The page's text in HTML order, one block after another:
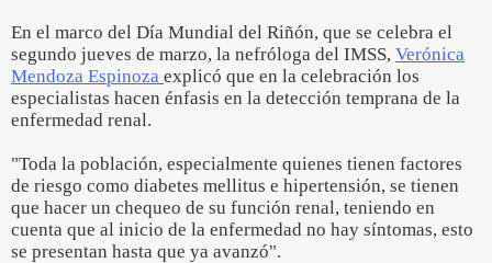
En el marco del Día Mundial del Riñón, que se celebra el
segundo jueves de marzo, la nefróloga del IMSS, Verónica
Mendoza Espinoza explicó que en la celebración los
especialistas hacen énfasis en la detección temprana de la
enfermedad renal.
"Toda la población, especialmente quienes tienen factores
de riesgo como diabetes mellitus e hipertensión, se tienen
que hacer un chequeo de su función renal, teniendo en
cuenta que al inicio de la enfermedad no hay síntomas, esto
se presentan hasta que ya avanzó".